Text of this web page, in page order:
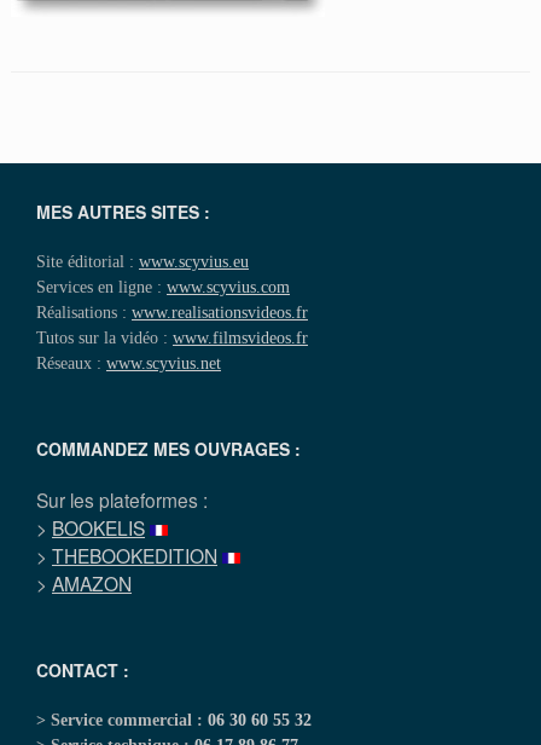
MES AUTRES SITES :
Site éditorial : www.scyvius.eu
Services en ligne : www.scyvius.com
Réalisations : www.realisationsvideos.fr
Tutos sur la vidéo : www.filmsvideos.fr
Réseaux : www.scyvius.net
COMMANDEZ MES OUVRAGES :
Sur les plateformes :
> BOOKELIS
> THEBOOKEDITION
> AMAZON
CONTACT :
> Service commercial : 06 30 60 55 32